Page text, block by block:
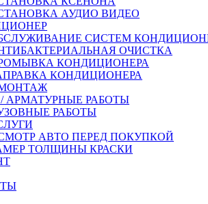
АУДИО ВИДЕО
СИСТЕМ
ОЧИСТКА
КОНДИЦИОНЕРА
КОНДИЦИОНЕРА
АРМАТУРНЫЕ РАБОТЫ
РАБОТЫ
АВТО ПЕРЕД ПОКУПКОЙ
ТОЛЩИНЫ КРАСКИ